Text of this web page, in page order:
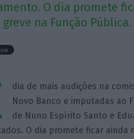
O dia promete
na Função Pública.
dia de mais audições na
Novo Banco e imputadas ao
de Nuno Espírito Santo e
O dia promete ficar ainda